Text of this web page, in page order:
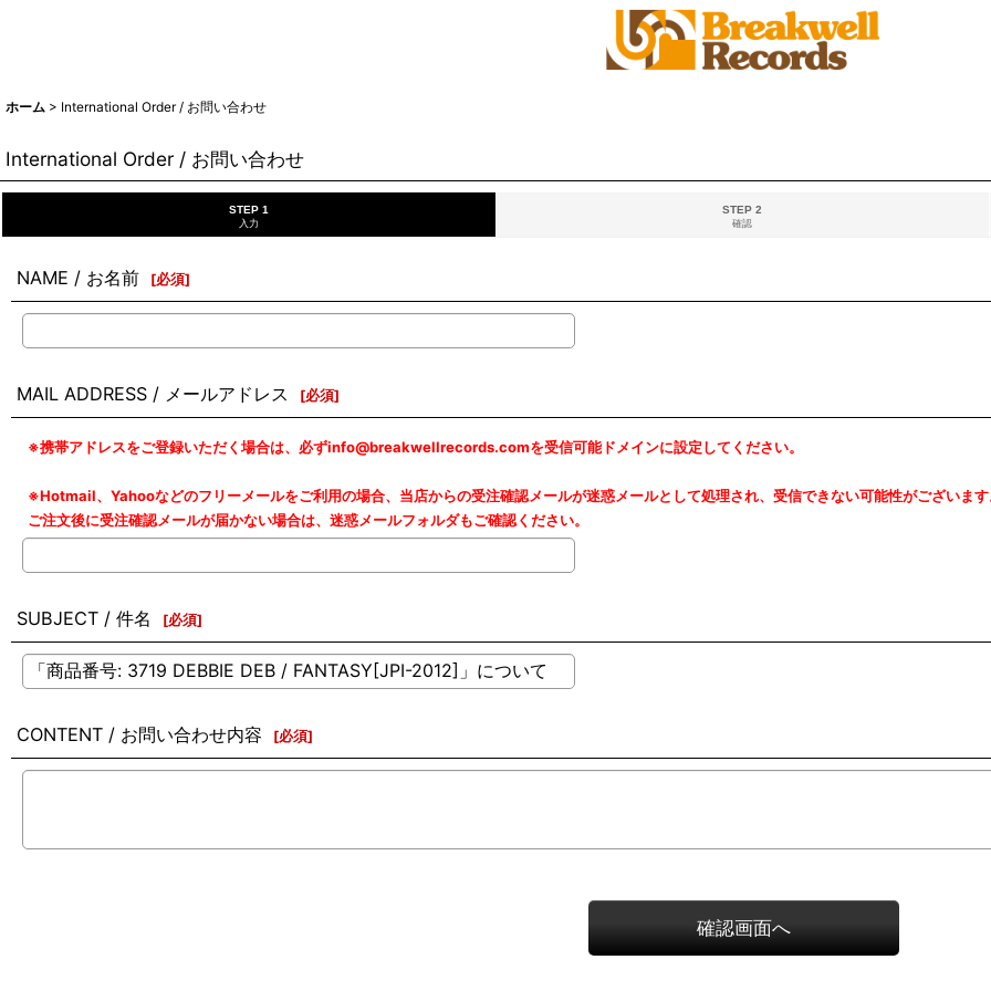
ホーム > International Order / お問い合わせ
International Order / お問い合わせ
STEP 1
入力
STEP 2
確認
NAME / お名前 [必須]
MAIL ADDRESS / メールアドレス [必須]
※携帯アドレスをご登録いただく場合は、必ずinfo@breakwellrecords.comを受信可能ドメインに設定してください。
※Hotmail、Yahooなどのフリーメールをご利用の場合、当店からの受注確認メールが迷惑メールとして処理され、受信できない可能性がございま
ご注文後に受注確認メールが届かない場合は、迷惑メールフォルダもご確認ください。
SUBJECT / 件名 [必須]
CONTENT / お問い合わせ内容 [必須]
確認画面へ